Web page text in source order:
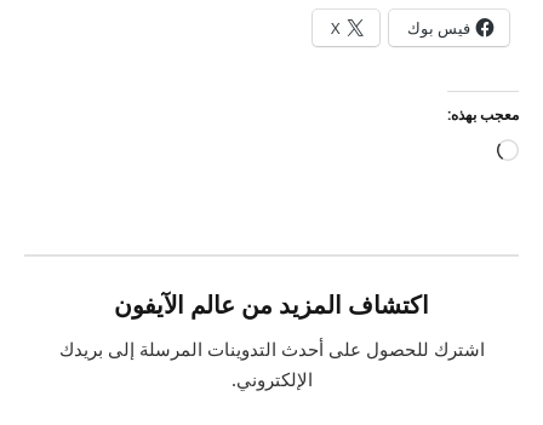
فيس بوك X
معجب بهذه:
جاري
اكتشاف المزيد من عالم الآيفون
اشترك للحصول على أحدث التدوينات المرسلة إلى بريدك
الإلكتروني.